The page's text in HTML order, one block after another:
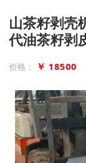
山茶籽剥壳
代油茶籽剥
价格： ￥ 18500